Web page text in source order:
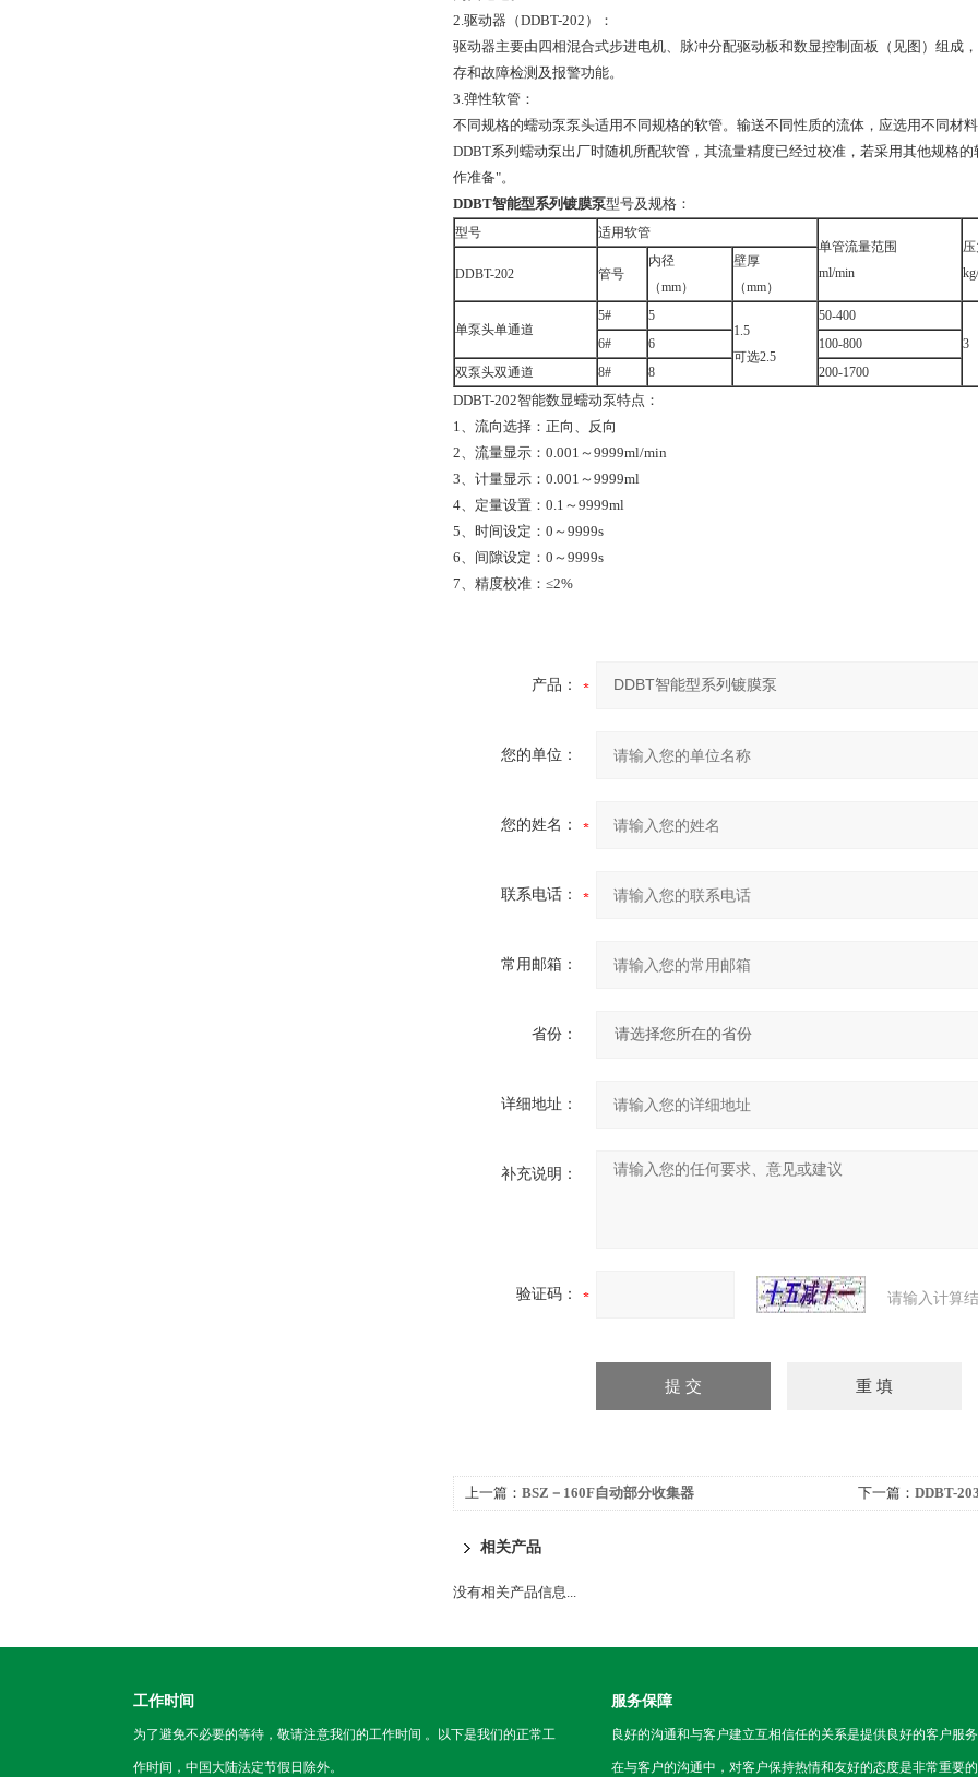
2.驱动器（DDBT-202）：
驱动器主要由四相混合式步进电机、脉冲分配驱动板和数显控制面板（见图）组成
存和故障检测及报警功能。
3.弹性软管：
不同规格的蠕动泵泵头适用不同规格的软管。输送不同性质的流体，应选用不同材料
DDBT系列蠕动泵出厂时随机所配软管，其流量精度已经过校准，若采用其他规格
作准备"。
DDBT智能型系列镀膜泵型号及规格：
型号
适用软管
单管流量范围
ml/min
DDBT-202 管号
内径
（mm）
壁厚
（mm）
单泵头单通道
5#
5
1.5
可选2.5
50-400
3
6#
6
100-800
双泵头双通道
8# 8 200-1700
DDBT-202智能数显蠕动泵特点：
1、流向选择：正向、反向
2、流量显示：0.001～9999ml/min
3、计量显示：0.001～9999ml
4、定量设置：0.1～9999ml
5、时间设定：0～9999s
6、间隙设定：0～9999s
7、精度校准：≤2%
产品：
您的单位：
您的姓名：
联系电话：
常用邮箱：
省份：
详细地址：
补充说明：
验证码： 请输入计算
上一篇： BSZ－160F自动部分收集器 下一篇： DDBT-
相关产品
没有相关产品信息...
工作时间
为了避免不必要的等待，敬请注意我们的工作时间 。以下是我们的正常工
作时间，中国大陆法定节假日除外。
服务保障
良好的沟通和与客户建立互相信任的关系是提供良好的客户服务
在与客户的沟通中，对客户保持热情和友好的态度是非常重要